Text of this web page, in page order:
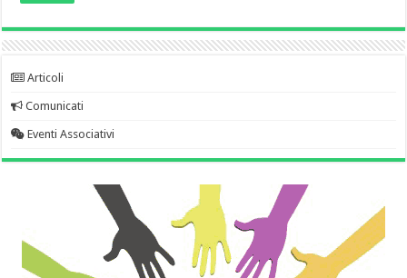
Articoli
Comunicati
Eventi Associativi